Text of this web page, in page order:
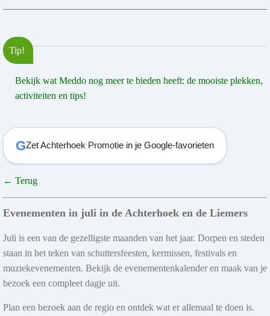
Tip!
Bekijk wat Meddo nog meer te bieden heeft: de mooiste plekken,
activiteiten en tips!
GZet Achterhoek Promotie in je Google-favorieten
← Terug
Evenementen in juli in de Achterhoek en de Liemers
Juli is een van de gezelligste maanden van het jaar. Dorpen en steden
staan in het teken van schuttersfeesten, kermissen, festivals en
muziekevenementen. Bekijk de evenementenkalender en maak van je
bezoek een compleet dagje uit.
Plan een bezoek aan de regio en ontdek wat er allemaal te doen is.